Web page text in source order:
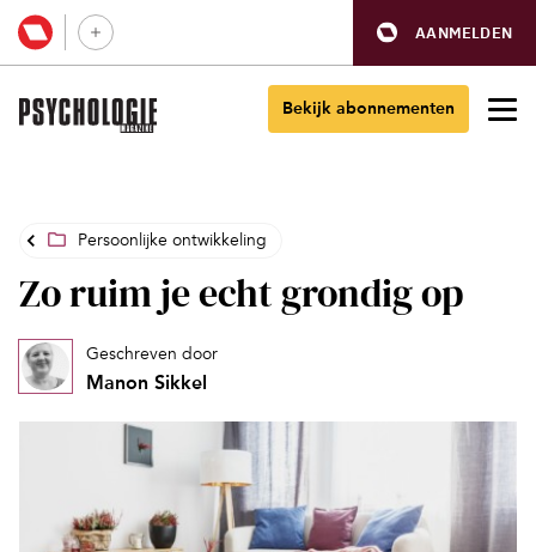
AANMELDEN
Bekijk abonnementen
Persoonlijke ontwikkeling
Zo ruim je echt grondig op
Geschreven door
Manon Sikkel